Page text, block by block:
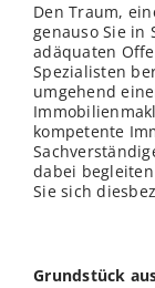
Den Traum,
genauso Sie in
adäquaten
Spezialisten
umgehend
kompetente
dabei
Sie sich
Grundstück